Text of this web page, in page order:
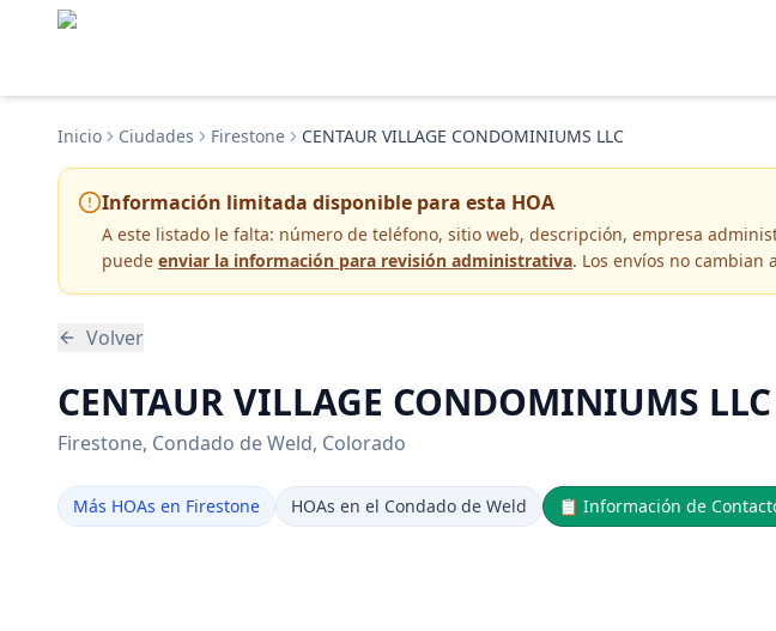
Inicio Ciudades Firestone CENTAUR VILLAGE CONDOMINIUMS LLC
Información limitada disponible para esta HOA
A este listado le falta: número de teléfono, sitio web, descripción, empresa
puede enviar la información para revisión administrativa. Los envíos no
Volver
CENTAUR VILLAGE CONDOMINIUMS
Firestone, Condado de Weld, Colorado
Más HOAs en Firestone HOAs en el Condado de Weld 📋 Información de